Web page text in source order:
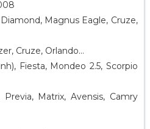
Magnus Eagle, Cruze,
Cruze, Orlando…
Fiesta, Mondeo 2.5, Scorpio
Previa, Matrix, Avensis, Camry